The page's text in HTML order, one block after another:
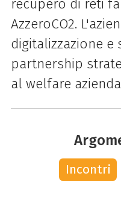
recupero di reti
AzzeroCO2.
digitalizzazione
partnership
al welfare
Incontri